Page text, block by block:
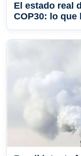
El estado real
COP30: lo